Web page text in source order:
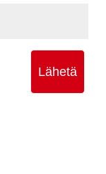
Lähetä